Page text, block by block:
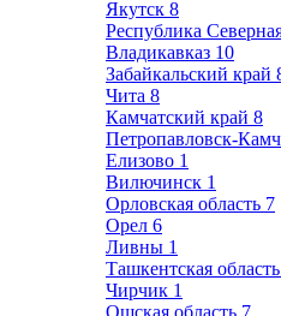
Якутск 8
Республика
Владикавказ 10
Забайкальский край
Чита 8
Камчатский край 8
Петропавловск-
Елизово 1
Вилючинск 1
Орловская область 7
Орел 6
Ливны 1
Ташкентская область
Чирчик 1
Ошская область 7